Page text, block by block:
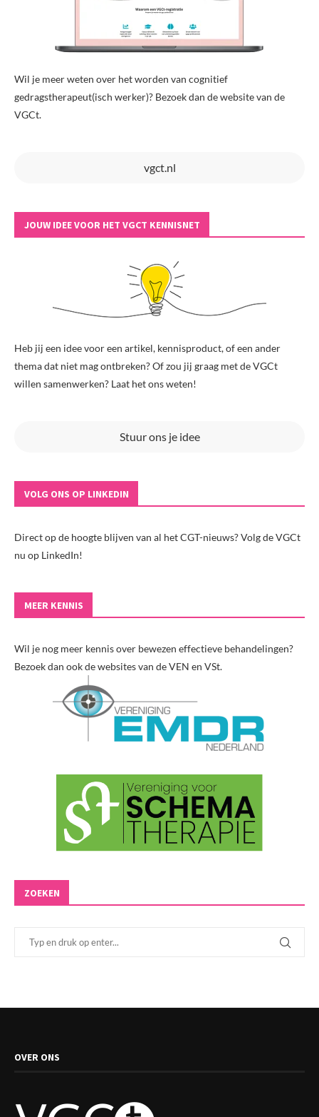
Wil je meer weten over het worden van cognitief
gedragstherapeut(isch werker)? Bezoek dan de website van de
VGCt.
vgct.nl
JOUW IDEE VOOR HET VGCT KENNISNET
Heb jij een idee voor een artikel, kennisproduct, of een ander
thema dat niet mag ontbreken? Of zou jij graag met de VGCt
willen samenwerken? Laat het ons weten!
Stuur ons je idee
VOLG ONS OP LINKEDIN
Direct op de hoogte blijven van al het CGT-nieuws? Volg de VGCt
nu op LinkedIn!
MEER KENNIS
Wil je nog meer kennis over bewezen effectieve behandelingen?
Bezoek dan ook de websites van de VEN en VSt.
ZOEKEN
OVER ONS